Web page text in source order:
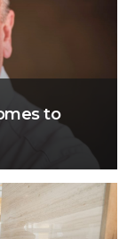
to